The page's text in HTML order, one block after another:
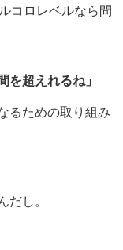
コロレベルなら問
超えれるね」
るための取り組み
だし。